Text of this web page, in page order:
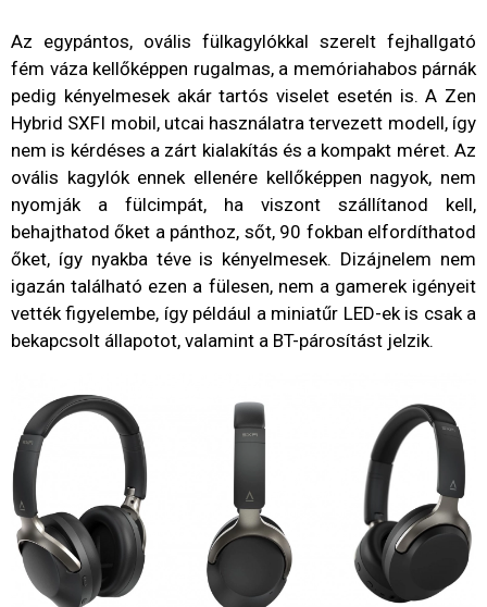
Az egypántos, ovális fülkagylókkal szerelt fejhallgató
fém váza kellőképpen rugalmas, a memóriahabos párnák
pedig kényelmesek akár tartós viselet esetén is. A Zen
Hybrid SXFI mobil, utcai használatra tervezett modell, így
nem is kérdéses a zárt kialakítás és a kompakt méret. Az
ovális kagylók ennek ellenére kellőképpen nagyok, nem
nyomják a fülcimpát, ha viszont szállítanod kell,
behajthatod őket a pánthoz, sőt, 90 fokban elfordíthatod
őket, így nyakba téve is kényelmesek. Dizájnelem nem
igazán található ezen a fülesen, nem a gamerek igényeit
vették figyelembe, így például a miniatűr LED-ek is csak a
bekapcsolt állapotot, valamint a BT-párosítást jelzik.